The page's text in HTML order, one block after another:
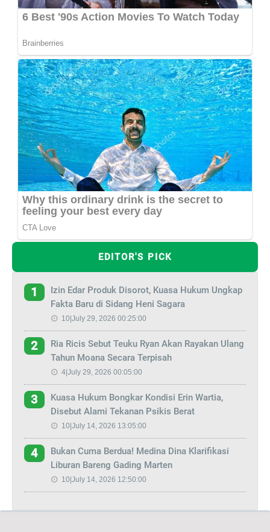
EDITOR'S PICK
1
Izin Edar Produk Disorot, Kuasa Hukum Ungkap
Fakta Baru di Sidang Heni Sagara
10|July 29, 2026 00:25:00
2
Ria Ricis Sebut Teuku Ryan Akan Rayakan Ulang
Tahun Moana Secara Terpisah
4|July 29, 2026 00:05:00
3
Kuasa Hukum Bongkar Kondisi Erin Wartia,
Disebut Alami Tekanan Psikis Berat
10|July 14, 2026 13:05:00
4
Bukan Cuma Berdua! Medina Dina Klarifikasi
Liburan Bareng Gading Marten
10|July 14, 2026 12:50:00